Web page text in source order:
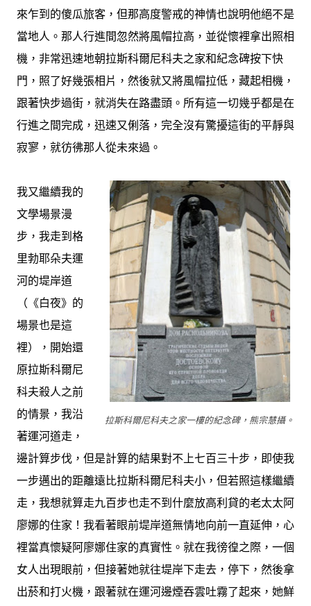
來乍到的傻瓜旅客，但那高度警戒的神情也說明他絕不是
當地人。那人行進間忽然將風帽拉高，並從懷裡拿出照相
機，非常迅速地朝拉斯科爾尼科夫之家和紀念碑按下快
門，照了好幾張相片，然後就又將風帽拉低，藏起相機，
跟著快步過街，就消失在路盡頭。所有這一切幾乎都是在
行進之間完成，迅速又俐落，完全沒有驚擾這街的平靜與
寂寥，就彷彿那人從未來過。
拉斯科爾尼科夫之家一樓的紀念碑，熊宗慧攝。
我又繼續我的
文學場景漫
步，我走到格
里勃耶朵夫運
河的堤岸道
（《白夜》的
場景也是這
裡），開始還
原拉斯科爾尼
科夫殺人之前
的情景，我沿
著運河道走，
邊計算步伐，但是計算的結果對不上七百三十步，即使我
一步邁出的距離遠比拉斯科爾尼科夫小，但若照這樣繼續
走，我想就算走九百步也走不到什麼放高利貸的老太太阿
廖娜的住家！我看著眼前堤岸道無情地向前一直延伸，心
裡當真懷疑阿廖娜住家的真實性。就在我徬徨之際，一個
女人出現眼前，但接著她就往堤岸下走去，停下，然後拿
出菸和打火機，跟著就在運河邊煙吞雲吐霧了起來，她鮮